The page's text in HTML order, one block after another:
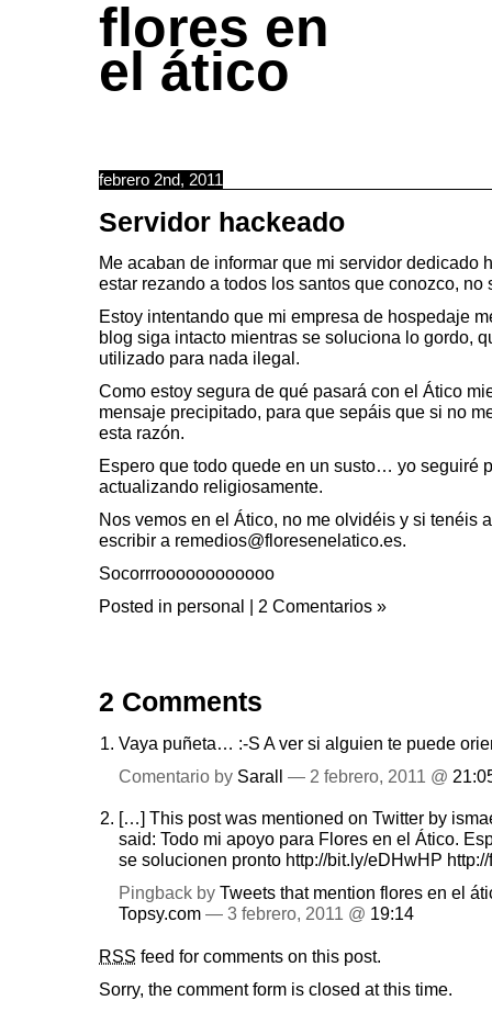
flores en
el ático
febrero 2nd, 2011
Servidor hackeado
Me acaban de informar que mi servidor dedicado
estar rezando a todos los santos que conozco, no
Estoy intentando que mi empresa de hospedaje
blog siga intacto mientras se soluciona lo gordo,
utilizado para nada ilegal.
Como estoy segura de qué pasará con el Ático
mensaje precipitado, para que sepáis que si no
esta razón.
Espero que todo quede en un susto… yo seguiré
actualizando religiosamente.
Nos vemos en el Ático, no me olvidéis y si tenéis
escribir a remedios@floresenelatico.es.
Socorrroooooooooooo
Posted in personal | 2 Comentarios »
2 Comments
Vaya puñeta… :-S A ver si alguien te puede
Comentario by Sarall — 2 febrero, 2011 @
[…] This post was mentioned on Twitter by
said: Todo mi apoyo para Flores en el Ático.
se solucionen pronto http://bit.ly/eDHwHP
Pingback by Tweets that mention flores en el
Topsy.com — 3 febrero, 2011 @ 19:14
RSS feed for comments on this post.
Sorry, the comment form is closed at this time.